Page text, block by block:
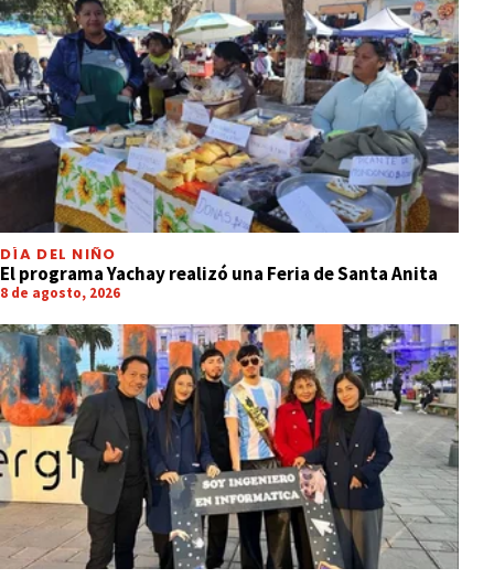
DÍA DEL NIÑO
El programa Yachay realizó una Feria de Santa Anita
8 de agosto, 2026